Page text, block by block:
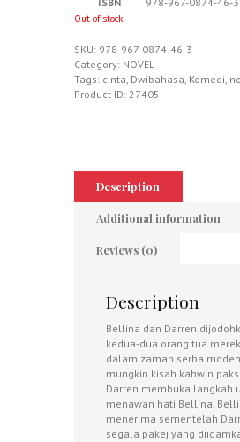
Out of stock
SKU: 978-967-0874-46-3
Category: NOVEL
Tags: cinta Dwibahasa Komedi
Product ID: 27405
Description
Additional information
Reviews (0)
Description
Bellina dan Darren
kedua-dua orang tua
dalam zaman serba
mungkin kisah kahwin
Darren membuka langkah
menawan hati Bellina.
menerima sementelah
segala pakej yang